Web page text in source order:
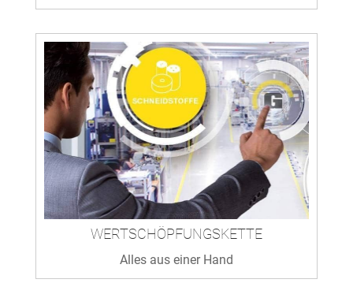
WERTSCHÖPFUNGSKETTE
Alles aus einer Hand